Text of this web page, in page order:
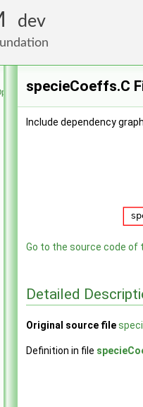
dev
Foundation
specieCoeffs.C
Include dependency
Go to the source code of
Detailed
Original source file
Definition in file